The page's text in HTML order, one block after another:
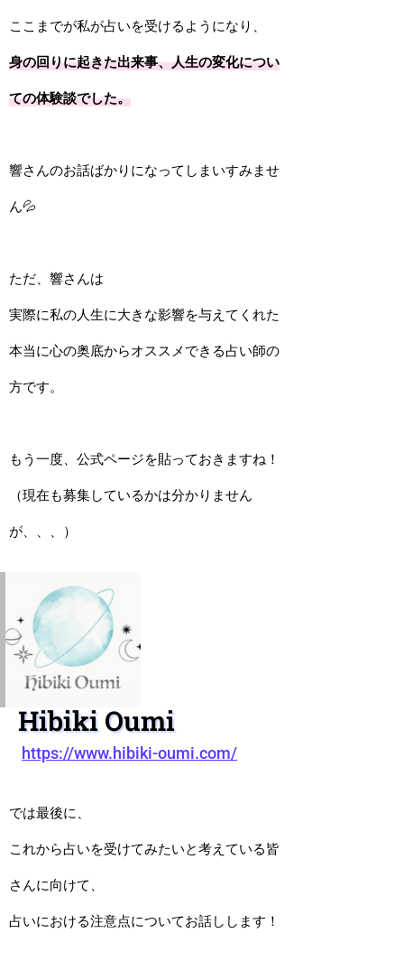
ここまでが私が占いを受けるようになり、
身の回りに起きた出来事、人生の変化につい
ての体験談でした。
響さんのお話ばかりになってしまいすみませ
ん💦
ただ、響さんは
実際に私の人生に大きな影響を与えてくれた
本当に心の奥底からオススメできる占い師の
方です。
もう一度、公式ページを貼っておきますね！
（現在も募集しているかは分かりません
が、、、）
Hibiki Oumi
https://www.hibiki-oumi.com/
では最後に、
これから占いを受けてみたいと考えている皆
さんに向けて、
占いにおける注意点についてお話しします！